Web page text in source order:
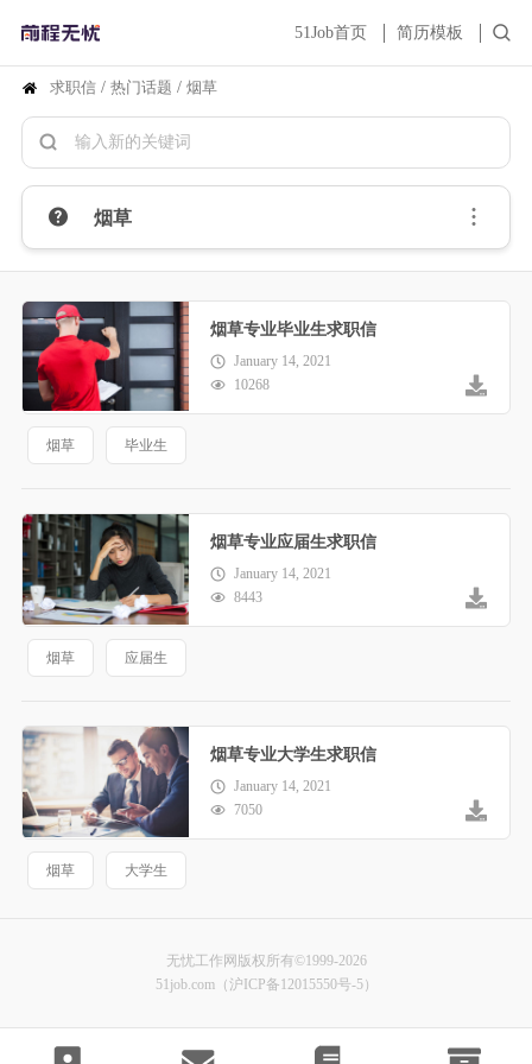
51Job首页 简历模板
求职信 / 热门话题 / 烟草
烟草
烟草专业毕业生求职信
January 14, 2021
10268
烟草 毕业生
烟草专业应届生求职信
January 14, 2021
8443
烟草 应届生
烟草专业大学生求职信
January 14, 2021
7050
烟草 大学生
无忧工作网版权所有©1999-2026
51job.com（沪ICP备12015550号-5）